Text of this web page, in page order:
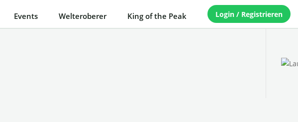
Events Welteroberer King of the Peak Login / Registrieren